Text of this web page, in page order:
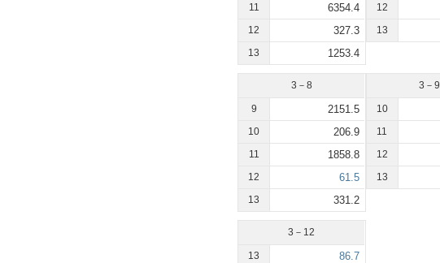
11 6354.4
12 327.3
13 1253.4
12
13
3－8
9 2151.5
10 206.9
11 1858.8
12 61.5
13 331.2
3－9
10
11
12
13
3－12
13 86.7